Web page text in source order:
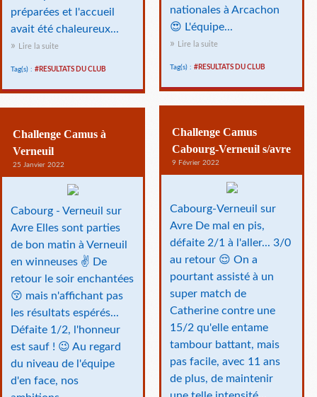
nationales à Arcachon
😍 L'équipe...
Lire la suite
Tag(s) : #RESULTATS DU CLUB
préparées et l'accueil
avait été chaleureux...
Lire la suite
Tag(s) : #RESULTATS DU CLUB
Challenge Camus
Cabourg-Verneuil s/avre
9 Février 2022
Cabourg-Verneuil sur
Avre De mal en pis,
défaite 2/1 à l'aller... 3/0
au retour 😌 On a
pourtant assisté à un
super match de
Catherine contre une
15/2 qu'elle entame
tambour battant, mais
pas facile, avec 11 ans
de plus, de maintenir
Challenge Camus à
Verneuil
25 Janvier 2022
Cabourg - Verneuil sur
Avre Elles sont parties
de bon matin à Verneuil
en winneuses ✌ De
retour le soir enchantées
😚 mais n'affichant pas
les résultats espérés...
Défaite 1/2, l'honneur
est sauf ! 😉 Au regard
du niveau de l'équipe
d'en face, nos